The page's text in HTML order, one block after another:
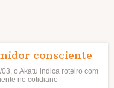
consciente
o Akatu indica roteiro com
no cotidiano